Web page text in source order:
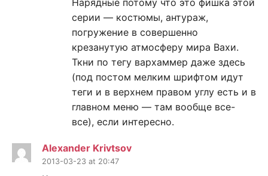
Нарядные потому что это фишка этой
серии — костюмы, антураж,
погружение в совершенно
крезанутую атмосферу мира Вахи.
Ткни по тегу вархаммер даже здесь
(под постом мелким шрифтом идут
теги и в верхнем правом углу есть и в
главном меню — там вообще все-
все), если интересно.
Alexander Krivtsov
2013-03-23 at 20:47